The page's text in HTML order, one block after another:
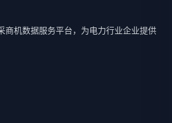
商机数据服务平台，为电力行业企业提供